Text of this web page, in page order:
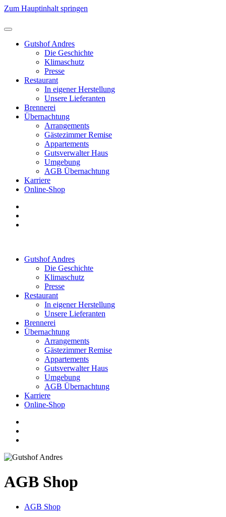
Zum Hauptinhalt springen
Gutshof Andres
Die Geschichte
Klimaschutz
Presse
Restaurant
In eigener Herstellung
Unsere Lieferanten
Brennerei
Übernachtung
Arrangements
Gästezimmer Remise
Appartements
Gutsverwalter Haus
Umgebung
AGB Übernachtung
Karriere
Online-Shop
Gutshof Andres
Die Geschichte
Klimaschutz
Presse
Restaurant
In eigener Herstellung
Unsere Lieferanten
Brennerei
Übernachtung
Arrangements
Gästezimmer Remise
Appartements
Gutsverwalter Haus
Umgebung
AGB Übernachtung
Karriere
Online-Shop
AGB Shop
AGB Shop